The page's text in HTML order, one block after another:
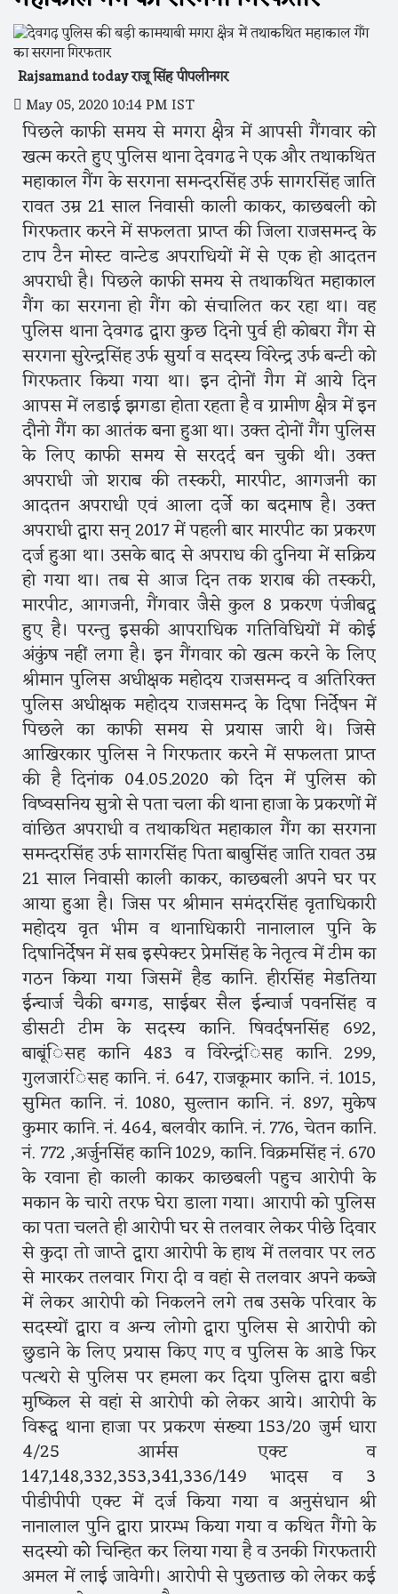
Rajsamand today राजू सिंह पीपलीनगर
May 05, 2020 10:14 PM IST
पिछले काफी समय से मगरा क्षैत्र में आपसी गैंगवार को
खत्म करते हुए पुलिस थाना देवगढ ने एक और तथाकथित
महाकाल गैंग के सरगना समन्दरसिंह उर्फ सागरसिंह जाति
रावत उम्र 21 साल निवासी काली काकर, काछबली को
गिरफतार करने में सफलता प्राप्त की जिला राजसमन्द के
टाप टैन मोस्ट वान्टेड अपराधियों में से एक हो आदतन
अपराधी है। पिछले काफी समय से तथाकथित महाकाल
गैंग का सरगना हो गैंग को संचालित कर रहा था। वह
पुलिस थाना देवगढ द्वारा कुछ दिनो पुर्व ही कोबरा गैंग से
सरगना सुरेन्द्रसिंह उर्फ सुर्या व सदस्य विरेन्द्र उर्फ बन्टी को
गिरफतार किया गया था। इन दोनों गैग में आये दिन
आपस में लडाई झगडा होता रहता है व ग्रामीण क्षैत्र में इन
दौनो गैंग का आतंक बना हुआ था। उक्त दोनों गैंग पुलिस
के लिए काफी समय से सरदर्द बन चुकी थी। उक्त
अपराधी जो शराब की तस्करी, मारपीट, आगजनी का
आदतन अपराधी एवं आला दर्जे का बदमाष है। उक्त
अपराधी द्वारा सन् 2017 में पहली बार मारपीट का प्रकरण
दर्ज हुआ था। उसके बाद से अपराध की दुनिया में सक्रिय
हो गया था। तब से आज दिन तक शराब की तस्करी,
मारपीट, आगजनी, गैंगवार जैसे कुल 8 प्रकरण पंजीबद्व
हुए है। परन्तु इसकी आपराधिक गतिविधियों में कोई
अंकुंष नहीं लगा है। इन गैंगवार को खत्म करने के लिए
श्रीमान पुलिस अधीक्षक महोदय राजसमन्द व अतिरिक्त
पुलिस अधीक्षक महोदय राजसमन्द के दिषा निर्देषन में
पिछले का काफी समय से प्रयास जारी थे। जिसे
आखिरकार पुलिस ने गिरफतार करने में सफलता प्राप्त
की है दिनांक 04.05.2020 को दिन में पुलिस को
विष्वसनिय सुत्रो से पता चला की थाना हाजा के प्रकरणों में
वांछित अपराधी व तथाकथित महाकाल गैंग का सरगना
समन्दरसिंह उर्फ सागरसिंह पिता बाबुसिंह जाति रावत उम्र
21 साल निवासी काली काकर, काछबली अपने घर पर
आया हुआ है। जिस पर श्रीमान समंदरसिंह वृताधिकारी
महोदय वृत भीम व थानाधिकारी नानालाल पुनि के
दिषानिर्देषन में सब इस्पेक्टर प्रेमसिंह के नेतृत्व में टीम का
गठन किया गया जिसमें हैड कानि. हीरसिंह मेडतिया
ईन्चार्ज चैकी बग्गड, साईबर सैल ईन्चार्ज पवनसिंह व
डीसटी टीम के सदस्य कानि. षिवर्दषनसिंह 692,
बाबूंिसह कानि 483 व विरेन्द्रंिसह कानि. 299,
गुलजारंिसह कानि. नं. 647, राजकूमार कानि. नं. 1015,
सुमित कानि. नं. 1080, सुल्तान कानि. नं. 897, मुकेष
कुमार कानि. नं. 464, बलवीर कानि. नं. 776, चेतन कानि.
नं. 772 ,अर्जुनसिंह कानि 1029, कानि. विक्रमसिंह नं. 670
के रवाना हो काली काकर काछबली पहुच आरोपी के
मकान के चारो तरफ घेरा डाला गया। आरापी को पुलिस
का पता चलते ही आरोपी घर से तलवार लेकर पीछे दिवार
से कुदा तो जाप्ते द्वारा आरोपी के हाथ में तलवार पर लठ
से मारकर तलवार गिरा दी व वहां से तलवार अपने कब्जे
में लेकर आरोपी को निकलने लगे तब उसके परिवार के
सदस्यों द्वारा व अन्य लोगो द्वारा पुलिस से आरोपी को
छुडाने के लिए प्रयास किए गए व पुलिस के आडे फिर
पत्थरो से पुलिस पर हमला कर दिया पुलिस द्वारा बडी
मुष्किल से वहां से आरोपी को लेकर आये। आरोपी के
विरूद्व थाना हाजा पर प्रकरण संख्या 153/20 जुर्म धारा
4/25 आर्मस एक्ट व
147,148,332,353,341,336/149 भादस व 3
पीडीपीपी एक्ट में दर्ज किया गया व अनुसंधान श्री
नानालाल पुनि द्वारा प्रारम्भ किया गया व कथित गैंगो के
सदस्यो कोे चिन्हित कर लिया गया है व उनकी गिरफतारी
अमल में लाई जावेगी। आरोपी से पुछताछ को लेकर कई